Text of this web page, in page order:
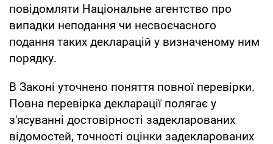
повідомляти Національне агентство про
випадки неподання чи несвоєчасного
подання таких декларацій у визначеному ним
порядку.
В Законі уточнено поняття повної перевірки.
Повна перевірка декларації полягає у
з'ясуванні достовірності задекларованих
відомостей, точності оцінки задекларованих